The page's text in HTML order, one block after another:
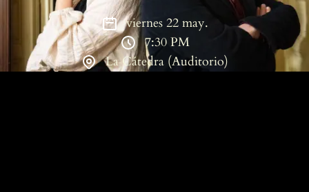
viernes 22 may.
7:30 PM
La Cátedra (Auditorio)